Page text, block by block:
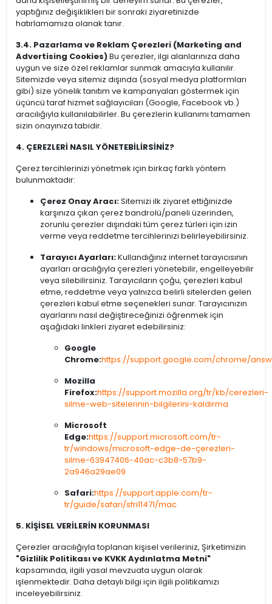
yaptığınız değişiklikleri bir sonraki ziyaretinizde
hatırlamamıza olanak tanır.
3.4. Pazarlama ve Reklam Çerezleri (Marketing and
Advertising Cookies)Bu çerezler, ilgi alanlarınıza daha
uygun ve size özel reklamlar sunmak amacıyla kullanılır.
Sitemizde veya sitemiz dışında (sosyal medya platformları
gibi) size yönelik tanıtım ve kampanyaları göstermek için
üçüncü taraf hizmet sağlayıcıları (Google, Facebook vb.)
aracılığıyla kullanılabilirler. Bu çerezlerin kullanımı tamamen
sizin onayınıza tabidir.
4. ÇEREZLERİ NASIL YÖNETEBİLİRSİNİZ?
Çerez tercihlerinizi yönetmek için birkaç farklı yöntem
bulunmaktadır:
Çerez Onay Aracı:Sitemizi ilk ziyaret ettiğinizde
karşınıza çıkan çerez bandrolü/paneli üzerinden,
zorunlu çerezler dışındaki tüm çerez türleri için izin
verme veya reddetme tercihlerinizi belirleyebilirsiniz.
Tarayıcı Ayarları:Kullandığınız internet tarayıcısının
ayarları aracılığıyla çerezleri yönetebilir, engelleyebilir
veya silebilirsiniz. Tarayıcıların çoğu, çerezleri kabul
etme, reddetme veya yalnızca belirli sitelerden gelen
çerezleri kabul etme seçenekleri sunar. Tarayıcınızın
ayarlarını nasıl değiştireceğinizi öğrenmek için
aşağıdaki linkleri ziyaret edebilirsiniz:
Google
Chrome:https://support.google.com/chrome/
Mozilla
Firefox:https://support.mozilla.org/tr/kb/cerezleri-
silme-web-sitelerinin-bilgilerini-kaldirma
Microsoft
Edge:https://support.microsoft.com/tr-
tr/windows/microsoft-edge-de-çerezleri-
silme-63947406-40ac-c3b8-57b9-
2a946a29ae09
Safari:https://support.apple.com/tr-
tr/guide/safari/sfri11471/mac
5. KİŞİSEL VERİLERİN KORUNMASI
Çerezler aracılığıyla toplanan kişisel verileriniz, Şirketimizin
"Gizlilik Politikası ve KVKK Aydınlatma Metni"
kapsamında, ilgili yasal mevzuata uygun olarak
işlenmektedir. Daha detaylı bilgi için ilgili politikamızı
inceleyebilirsiniz.